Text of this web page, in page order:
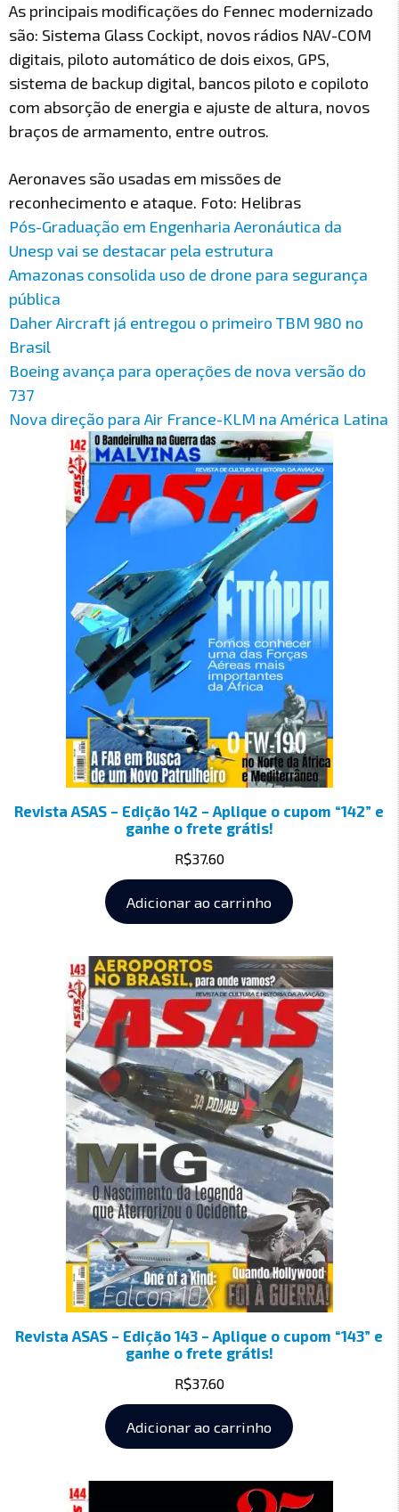
As principais modificações do Fennec modernizado
são: Sistema Glass Cockipt, novos rádios NAV-COM
digitais, piloto automático de dois eixos, GPS,
sistema de backup digital, bancos piloto e copiloto
com absorção de energia e ajuste de altura, novos
braços de armamento, entre outros.
Aeronaves são usadas em missões de
reconhecimento e ataque. Foto: Helibras
Pós-Graduação em Engenharia Aeronáutica da
Unesp vai se destacar pela estrutura
Amazonas consolida uso de drone para segurança
pública
Daher Aircraft já entregou o primeiro TBM 980 no
Brasil
Boeing avança para operações de nova versão do
737
Nova direção para Air France-KLM na América Latina
Revista ASAS – Edição 142 – Aplique o cupom “142” e
ganhe o frete grátis!
R$37.60
Adicionar ao carrinho
Revista ASAS – Edição 143 – Aplique o cupom “143” e
ganhe o frete grátis!
R$37.60
Adicionar ao carrinho